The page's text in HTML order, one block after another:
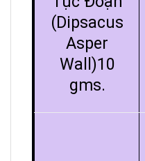
(Dipsacus
Asper
Wall)10
gms.